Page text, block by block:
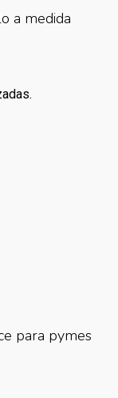
a medida
para pymes